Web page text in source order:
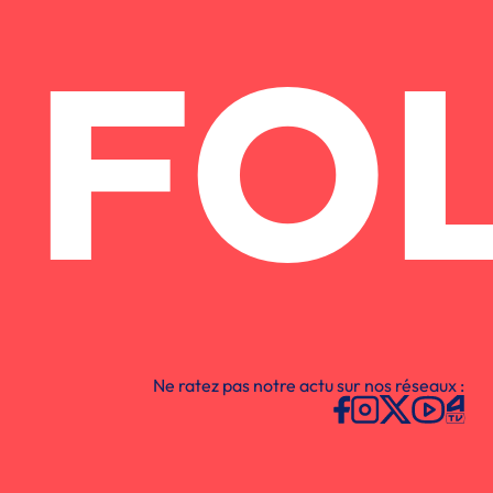
Ne ratez pas notre actu sur nos réseaux :